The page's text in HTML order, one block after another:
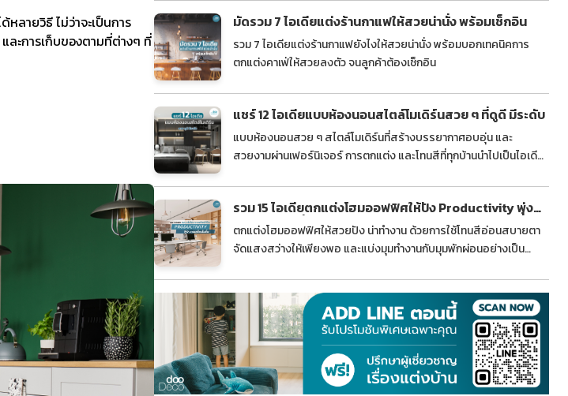
ลายวิธี ไม่ว่าจะเป็นการ
ละการเก็บของตามที่ต่างๆ ที่
มัดรวม 7 ไอเดียแต่งร้านกาแฟให้สวยน่านั่ง พร้อมเช็กอิน
รวม 7 ไอเดียแต่งร้านกาแฟยังไงให้สวยน่านั่ง พร้อมบอกเทคนิคการ
ตกแต่งคาเฟ่ให้สวยลงตัว จนลูกค้าต้องเช็กอิน
แชร์ 12 ไอเดียแบบห้องนอนสไตล์โมเดิร์นสวย ๆ ที่ดูดี มีระดับ
แบบห้องนอนสวย ๆ สไตล์โมเดิร์นที่สร้างบรรยากาศอบอุ่น และ
สวยงามผ่านเฟอร์นิเจอร์ การตกแต่ง และโทนสีที่ทุกบ้านนำไปเป็นไอเดีย
รวม 15 ไอเดียตกแต่งโฮมออฟฟิศให้ปัง Productivity พุ่ง
งานเสร็จเร็วขึ้น
ตกแต่งโฮมออฟฟิศให้สวยปัง น่าทำงาน ด้วยการใช้โทนสีอ่อนสบายตา
จัดแสงสว่างให้เพียงพอ และแบ่งมุมทำงานกับมุมพักผ่อนอย่างเป็น